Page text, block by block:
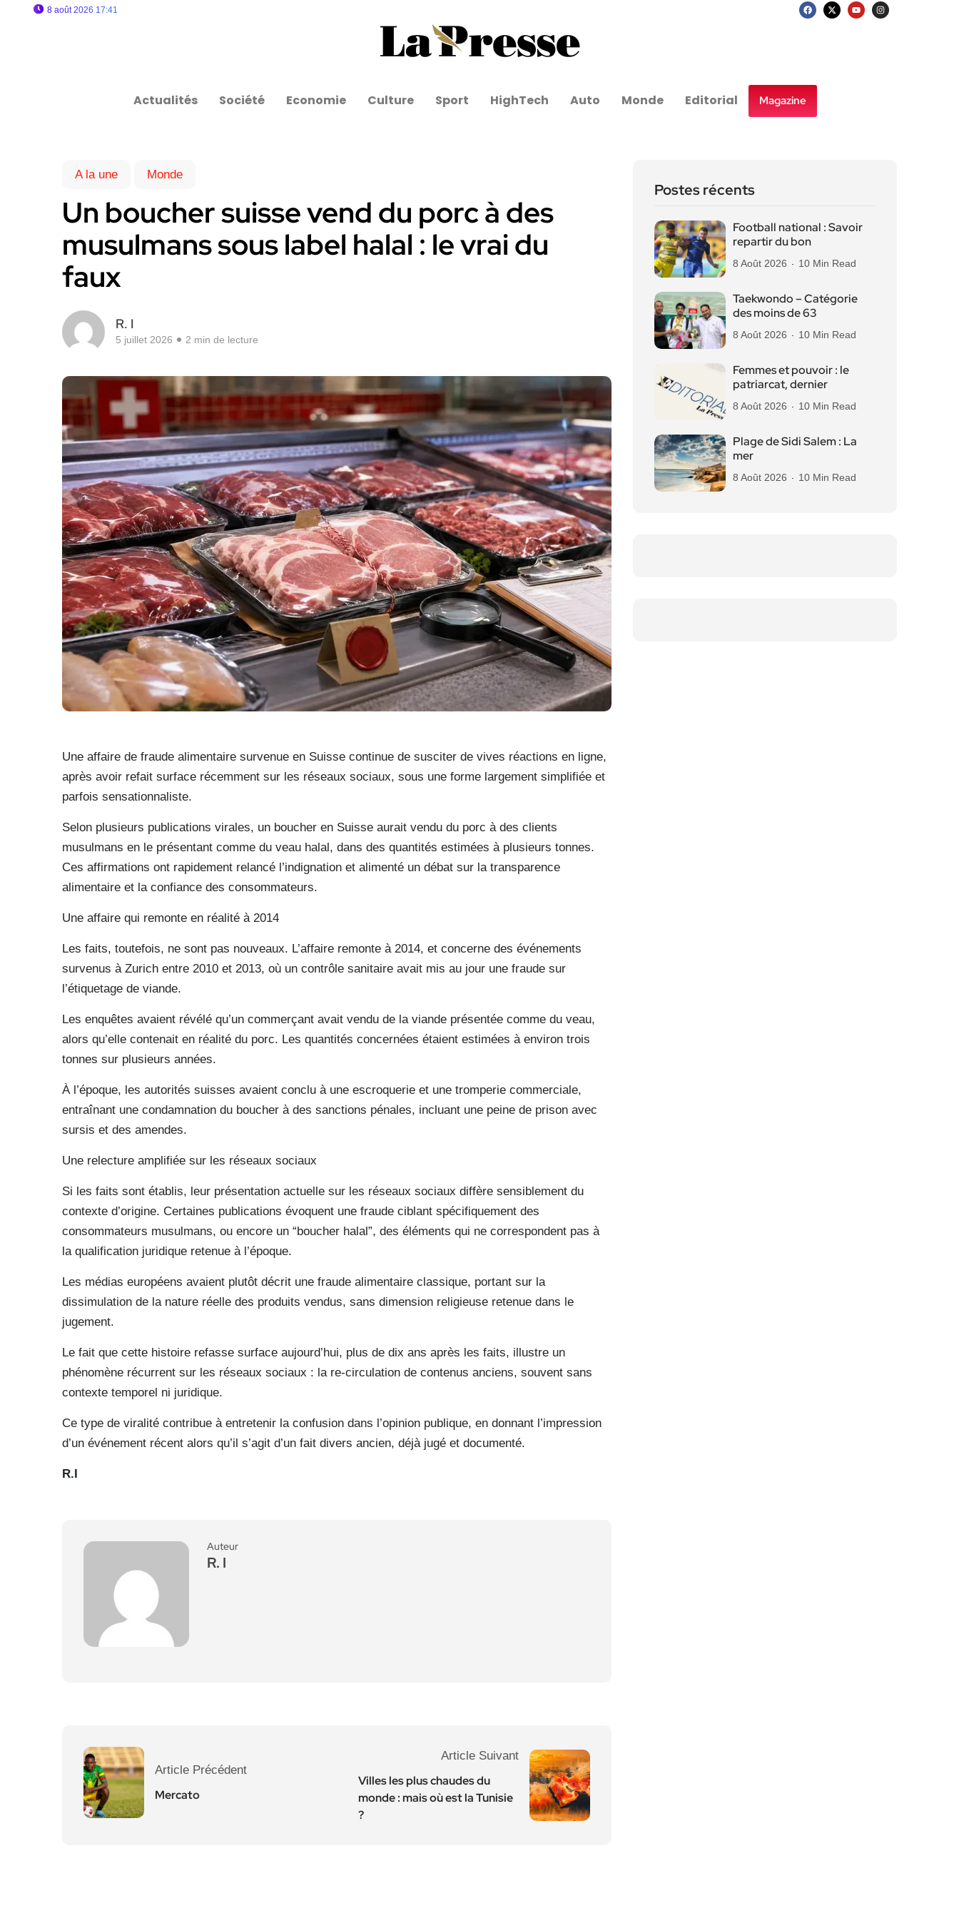
8 août 2026 17:41
Actualités Société Economie Culture Sport HighTech Auto Monde Editorial Magazine
A la une Monde
Un boucher suisse vend du porc à des
musulmans sous label halal : le vrai du
faux
R. I
5 juillet 2026 2 min de lecture
Une affaire de fraude alimentaire survenue en Suisse continue de susciter de vives réactions en ligne,
après avoir refait surface récemment sur les réseaux sociaux, sous une forme largement simplifiée et
parfois sensationnaliste.
Selon plusieurs publications virales, un boucher en Suisse aurait vendu du porc à des clients
musulmans en le présentant comme du veau halal, dans des quantités estimées à plusieurs tonnes.
Ces affirmations ont rapidement relancé l’indignation et alimenté un débat sur la transparence
alimentaire et la confiance des consommateurs.
Une affaire qui remonte en réalité à 2014
Les faits, toutefois, ne sont pas nouveaux. L’affaire remonte à 2014, et concerne des événements
survenus à Zurich entre 2010 et 2013, où un contrôle sanitaire avait mis au jour une fraude sur
l’étiquetage de viande.
Les enquêtes avaient révélé qu’un commerçant avait vendu de la viande présentée comme du veau,
alors qu’elle contenait en réalité du porc. Les quantités concernées étaient estimées à environ trois
tonnes sur plusieurs années.
À l’époque, les autorités suisses avaient conclu à une escroquerie et une tromperie commerciale,
entraînant une condamnation du boucher à des sanctions pénales, incluant une peine de prison avec
sursis et des amendes.
Une relecture amplifiée sur les réseaux sociaux
Si les faits sont établis, leur présentation actuelle sur les réseaux sociaux diffère sensiblement du
contexte d’origine. Certaines publications évoquent une fraude ciblant spécifiquement des
consommateurs musulmans, ou encore un “boucher halal”, des éléments qui ne correspondent pas à
la qualification juridique retenue à l’époque.
Les médias européens avaient plutôt décrit une fraude alimentaire classique, portant sur la
dissimulation de la nature réelle des produits vendus, sans dimension religieuse retenue dans le
jugement.
Le fait que cette histoire refasse surface aujourd’hui, plus de dix ans après les faits, illustre un
phénomène récurrent sur les réseaux sociaux : la re-circulation de contenus anciens, souvent sans
contexte temporel ni juridique.
Ce type de viralité contribue à entretenir la confusion dans l’opinion publique, en donnant l’impression
d’un événement récent alors qu’il s’agit d’un fait divers ancien, déjà jugé et documenté.
R.I
Auteur
R. I
Article Précédent
Mercato
Article Suivant
Villes les plus chaudes du
monde : mais où est la Tunisie
?
Postes récents
Football national : Savoir
repartir du bon
8 Août 2026 10 Min Read
Taekwondo – Catégorie
des moins de 63
8 Août 2026 10 Min Read
Femmes et pouvoir : le
patriarcat, dernier
8 Août 2026 10 Min Read
Plage de Sidi Salem : La
mer
8 Août 2026 10 Min Read